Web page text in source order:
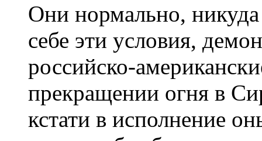
Они нормально, никуда
себе эти условия,
российско-
прекращении огня в
кстати в исполнение